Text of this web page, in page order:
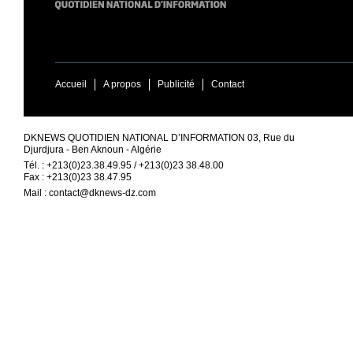
Accueil A propos Publicité Contact
DKNEWS QUOTIDIEN NATIONAL D’INFORMATION 03, Rue du
Djurdjura - Ben Aknoun - Algérie
Tél. : +213(0)23.38.49.95 / +213(0)23 38.48.00
Fax : +213(0)23 38.47.95
Mail : contact@dknews-dz.com